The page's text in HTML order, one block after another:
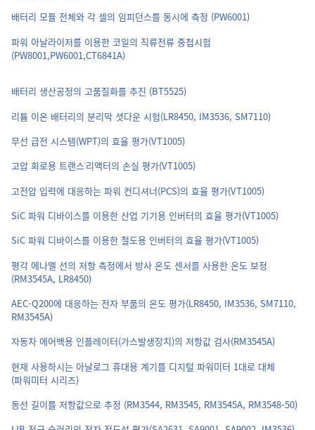
배터리 모듈 전체와 각 셀의 임피던스를 동시에 측정 (PW6001)
파워 아날라이저를 이용한 코일의 직류전류 중첩시험
(PW8001,PW6001,CT6841A)
배터리 생산공정의 고품질화를 추진 (BT5525)
리튬 이온 배터리의 분리막 셧다운 시험(LR8450, IM3536, SM7110)
무선 급전 시스템(WPT)의 효율 평가(VT1005)
고압 회로용 트랜스˙리액터의 손실 평가(VT1005)
고전압 입력에 대응하는 파워 컨디셔너(PCS)의 효율 평가(VT1005)
SiC 파워 디바이스를 이용한 산업 기기용 인버터의 효율 평가(VT1005)
SiC 파워 디바이스를 이용한 철도용 인버터의 효율 평가(VT1005)
평각 에나멜 선의 저항 측정에서 방사 온도 센서를 사용한 온도 보정
(RM3545A, LR8450)
AEC-Q200에 대응하는 전자 부품의 온도 평가(LR8450, IM3536, SM7110,
RM3545A)
자동차 에어백용 인플레이터(가스발생장치)의 저항값 검사(RM3545A)
현재 사용하시는 아날로그 휴대용 계기를 디지털 파워미터 1대로 대체
(파워미터 시리즈)
동선 길이를 저항값으로 추정 (RM3544, RM3545, RM3545A, RM3548-50)